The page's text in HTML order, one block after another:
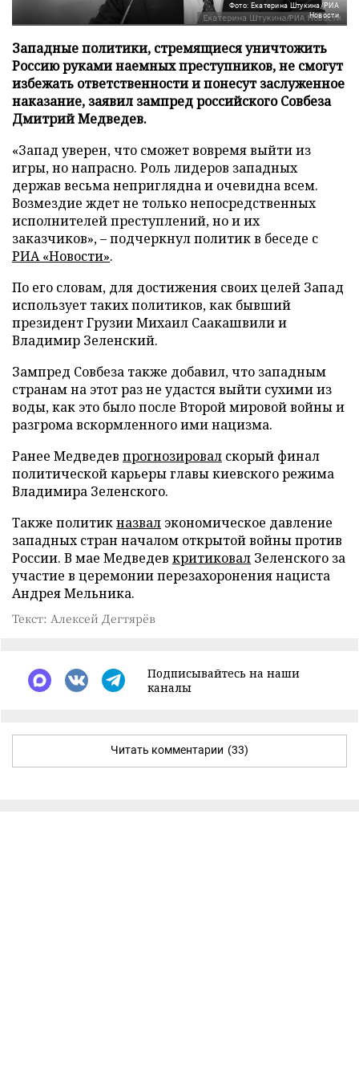
Фото: Екатерина Штукина/РИА
Новости
Западные политики, стремящиеся уничтожить
Россию руками наемных преступников, не смогут
избежать ответственности и понесут заслуженное
наказание, заявил зампред российского Совбеза
Дмитрий Медведев.
«Запад уверен, что сможет вовремя выйти из
игры, но напрасно. Роль лидеров западных
держав весьма неприглядна и очевидна всем.
Возмездие ждет не только непосредственных
исполнителей преступлений, но и их
заказчиков», – подчеркнул политик в беседе с
РИА «Новости».
По его словам, для достижения своих целей Запад
использует таких политиков, как бывший
президент Грузии Михаил Саакашвили и
Владимир Зеленский.
Зампред Совбеза также добавил, что западным
странам на этот раз не удастся выйти сухими из
воды, как это было после Второй мировой войны и
разгрома вскормленного ими нацизма.
Ранее Медведев прогнозировал скорый финал
политической карьеры главы киевского режима
Владимира Зеленского.
Также политикназвал экономическое давление
западных стран началом открытой войны против
России. В мае Медведев критиковал Зеленского за
участие в церемонии перезахоронения нациста
Андрея Мельника.
Текст: Алексей Дегтярёв
Подписывайтесь на наши
каналы
Читать комментарии (33)